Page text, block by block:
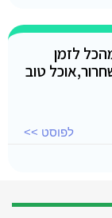
לזמן
טוב
לפוסט >>